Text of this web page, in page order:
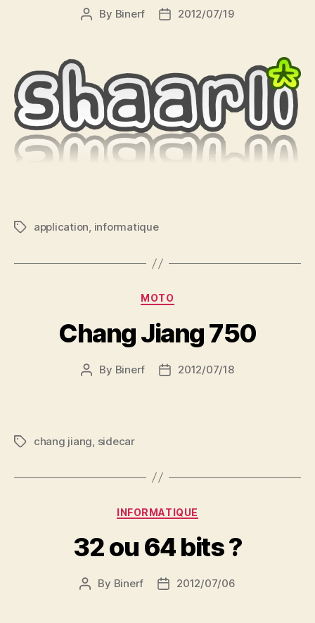
Post
By Binerf
Post2012/07/19
Tagsapplication, informatique
Categories
MOTO
Chang Jiang 750
Post
By Binerf
Post2012/07/18
Tagschang jiang sidecar
Categories
INFORMATIQUE
32 ou 64 bits ?
Post
By Binerf
Post2012/07/06